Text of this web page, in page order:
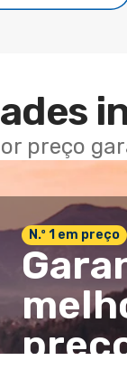
preço
N.º 1 em preço